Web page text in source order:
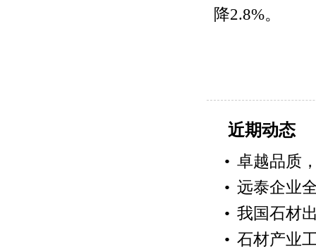
降2.8%。
近期动态
• 卓越品质
• 远泰企业
• 我国石材
• 石材产业